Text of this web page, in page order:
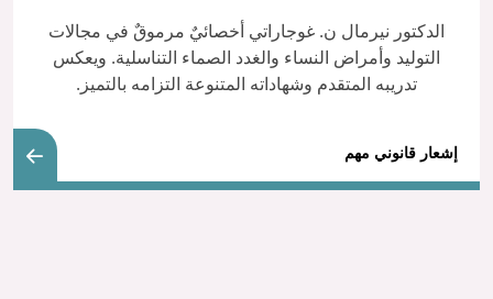
الدكتور نيرمال ن. غوجاراتي أخصائيٌ مرموقٌ في مجالات
التوليد وأمراض النساء والغدد الصماء التناسلية. ويعكس
تدريبه المتقدم وشهاداته المتنوعة التزامه بالتميز.
إشعار قانوني مهم